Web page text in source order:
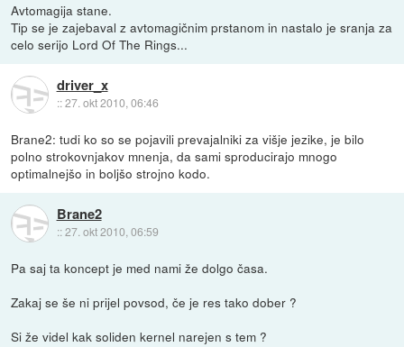
Avtomagija stane.
Tip se je zajebaval z avtomagičnim prstanom in nastalo je sranja za
celo serijo Lord Of The Rings...
driver_x
::27. okt 2010, 06:46
Brane2: tudi ko so se pojavili prevajalniki za višje jezike, je bilo
polno strokovnjakov mnenja, da sami sproducirajo mnogo
optimalnejšo in boljšo strojno kodo.
Brane2
::27. okt 2010, 06:59
Pa saj ta koncept je med nami že dolgo časa.
Zakaj se še ni prijel povsod, če je res tako dober ?
Si že videl kak soliden kernel narejen s tem ?